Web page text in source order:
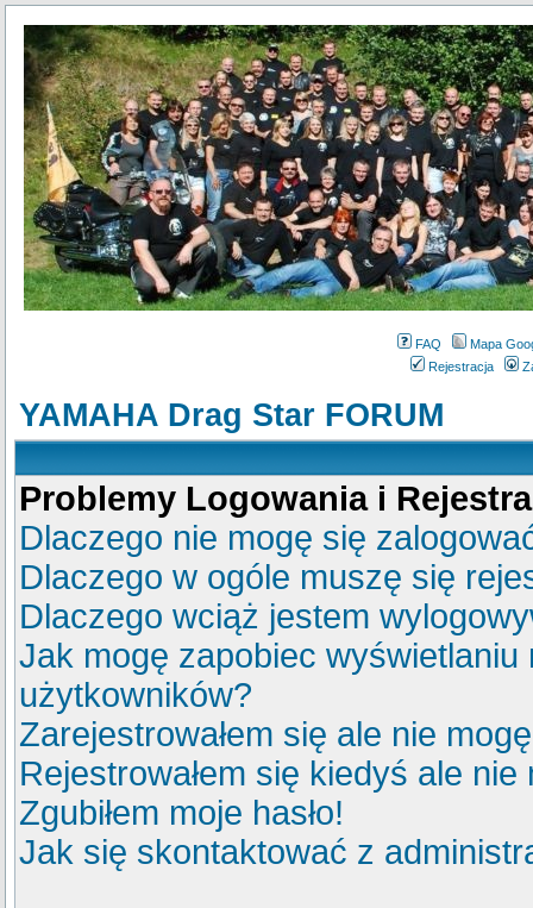
FAQ
Mapa
Rejestracja
YAMAHA Drag Star FORUM
Problemy Logowania i
Dlaczego nie mogę się
Dlaczego w ogóle muszę się
Dlaczego wciąż jestem
Jak mogę zapobiec
użytkowników?
Zarejestrowałem się ale nie
Rejestrowałem się kiedyś ale
Zgubiłem moje hasło!
Jak się skontaktować z